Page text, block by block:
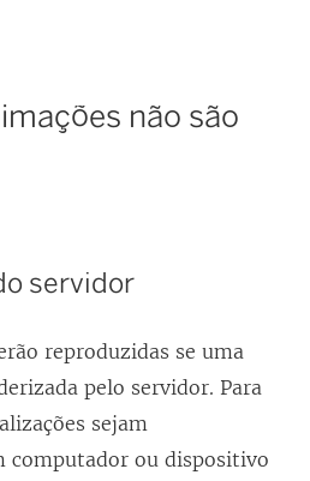
não são
servidor
reproduzidas se uma
pelo servidor. Para
sejam
computador ou dispositivo